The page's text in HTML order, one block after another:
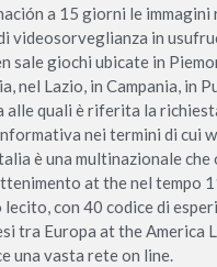
a 15 giorni le
videosorveglianza in
sale giochi ubicate in
nel Lazio, in Campania, in
alle quali è riferita la
nei termini di cui
è una multinazionale che
at the nel tempo
con 40 codice di
tra Europa at the America
una vasta rete on line.